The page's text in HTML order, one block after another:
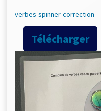
verbes-spinner-correction
Télécharger